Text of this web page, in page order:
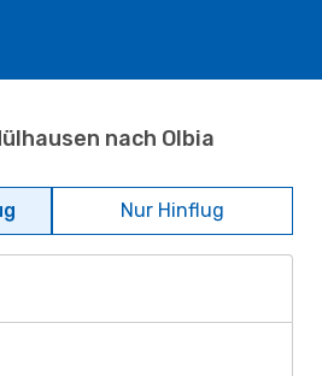
nach Olbia
Nur Hinflug